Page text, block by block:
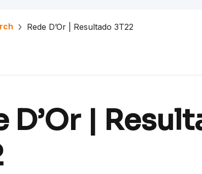
Rede D’Or | Resultado 3T22
D’Or |